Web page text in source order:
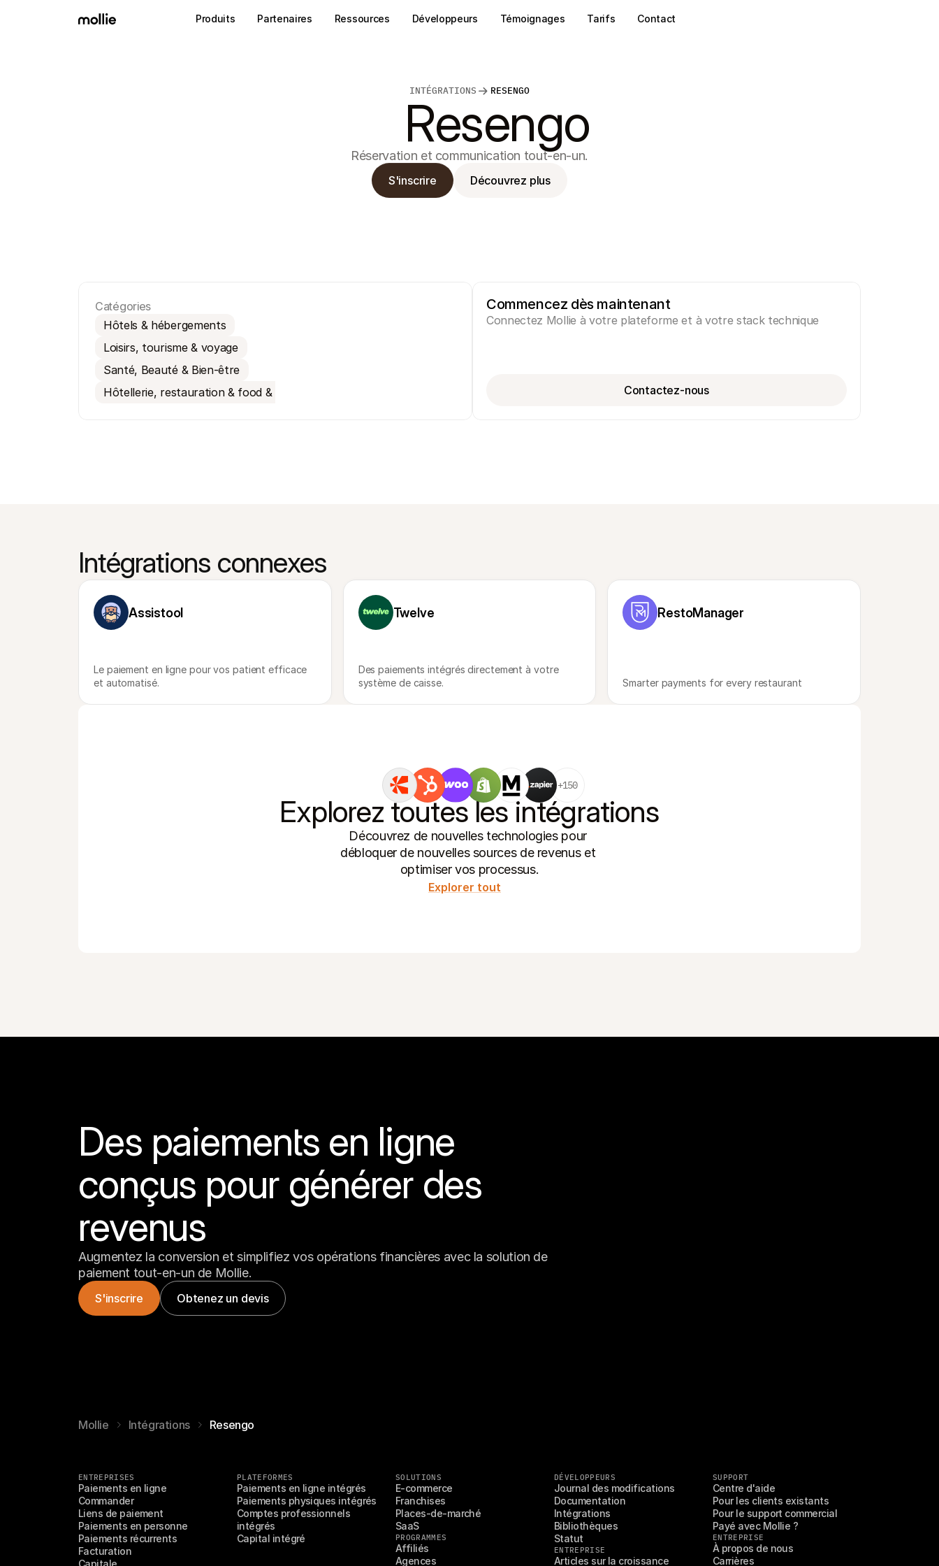
INTÉGRATIONS RESENGO
Resengo
Réservation et communication tout-en-un.
S'inscrire Découvrez plus
Catégories
Hôtels & hébergements
Loisirs, tourisme & voyage
Santé, Beauté & Bien-être
Hôtellerie, restauration & food & beverage
Commencez dès maintenant
Connectez Mollie à votre plateforme et à votre stack technique
Contactez-nous
Intégrations connexes
Assistool
Le paiement en ligne pour vos patient efficace
et automatisé.
Twelve
Des paiements intégrés directement à votre
système de caisse.
RestoManager
Smarter payments for every restaurant
+150
Explorez toutes les intégrations
Découvrez de nouvelles technologies pour
débloquer de nouvelles sources de revenus et
optimiser vos processus.
Explorer tout
Des paiements en ligne
conçus pour générer des
revenus
Augmentez la conversion et simplifiez vos opérations financières avec la solution de
paiement tout-en-un de Mollie.
S'inscrire Obtenez un devis
Mollie Intégrations Resengo
Produits Partenaires Ressources Développeurs Témoignages Tarifs Contact
ENTREPRISES
Paiements en ligne
Commander
Liens de paiement
Paiements en personne
Paiements récurrents
Facturation
Capitale
PLATEFORMES
Paiements en ligne intégrés
Paiements physiques intégrés
Comptes professionnels
intégrés
Capital intégré
SOLUTIONS
E-commerce
Franchises
Places-de-marché
SaaS
PROGRAMMES
Affiliés
Agences
DÉVELOPPEURS
Journal des modifications
Documentation
Intégrations
Bibliothèques
Statut
ENTREPRISE
Articles sur la croissance
SUPPORT
Centre d'aide
Pour les clients existants
Pour le support commercial
Payé avec Mollie ?
ENTREPRISE
À propos de nous
Carrières